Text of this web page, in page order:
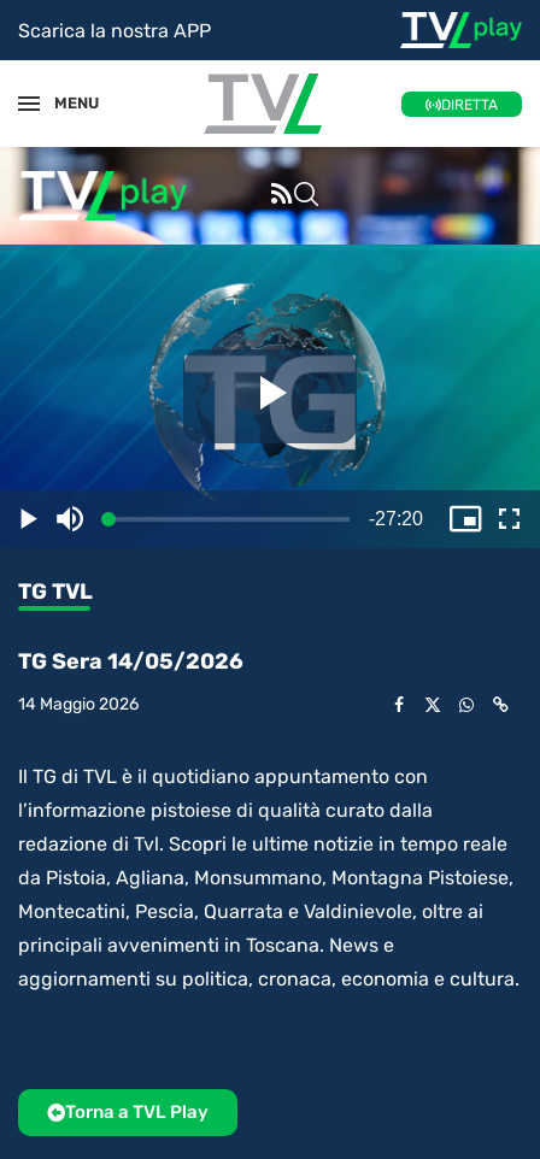
Scarica la nostra APP
MENU DIRETTA
il
PlayDisattiva
Caricato:
Tempo
-27:20
TG TVL
TG Sera 14/05/2026
14 Maggio 2026
Il TG di TVL è il quotidiano appuntamento con
l’informazione pistoiese di qualità curato dalla
redazione di Tvl. Scopri le ultime notizie in tempo reale
da Pistoia, Agliana, Monsummano, Montagna Pistoiese,
Montecatini, Pescia, Quarrata e Valdinievole, oltre ai
principali avvenimenti in Toscana. News e
aggiornamenti su politica, cronaca, economia e cultura.
Torna a TVL Play